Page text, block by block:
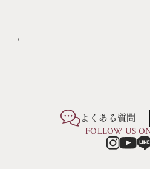
よくある質問
FOLLOW US